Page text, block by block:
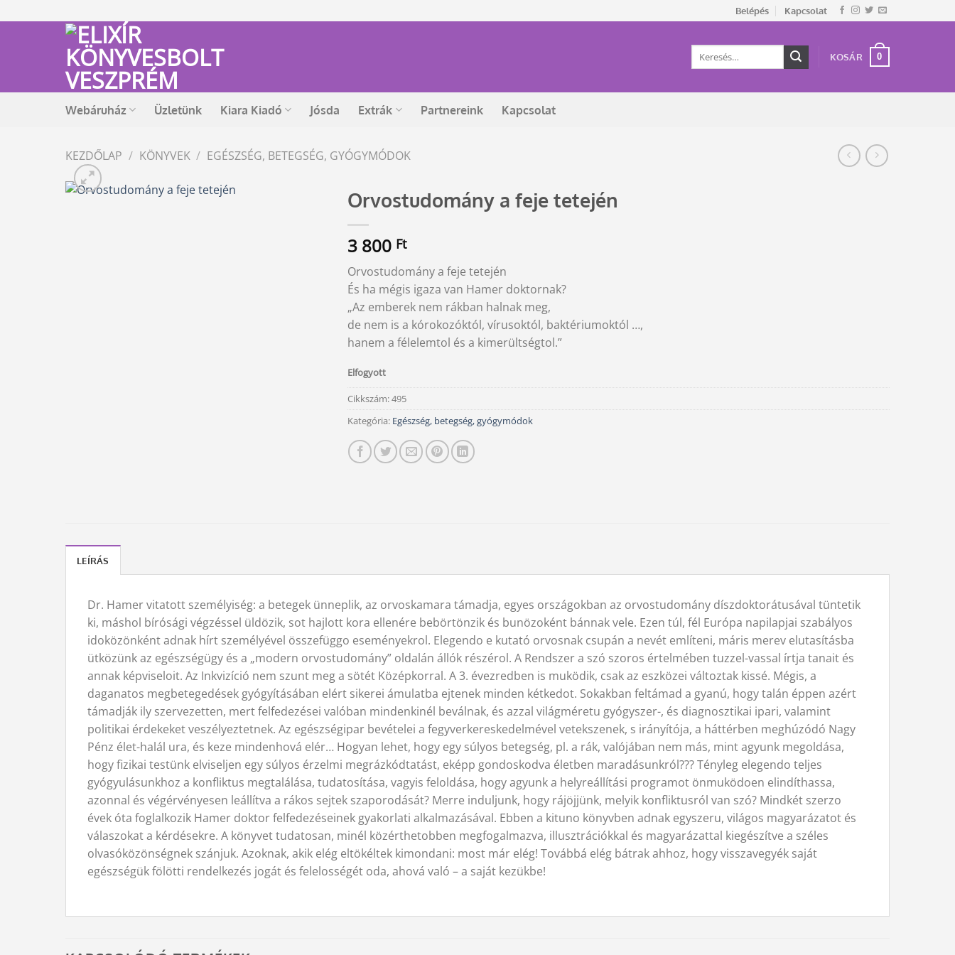
to
Belépés Kapcsolat
Keresés
KOSÁR 0
Webáruház Üzletünk Kiara Kiadó Jósda Extrák Partnereink Kapcsolat
KEZDŐLAP / KÖNYVEK / EGÉSZSÉG, BETEGSÉG, GYÓGYMÓDOK
Orvostudomány a feje tetején
3 800 Ft
Orvostudomány a feje tetején
És ha mégis igaza van Hamer doktornak?
„Az emberek nem rákban halnak meg,
de nem is a kórokozóktól, vírusoktól, baktériumoktól …,
hanem a félelemtol és a kimerültségtol.”
Elfogyott
Cikkszám:495
Kategória: Egészség, betegség, gyógymódok
LEÍRÁS
Dr. Hamer vitatott személyiség: a betegek ünneplik, az orvoskamara támadja, egyes országokban az orvostudomány díszdoktorátusával tüntetik
ki, máshol bírósági végzéssel üldözik, sot hajlott kora ellenére bebörtönzik és bunözoként bánnak vele. Ezen túl, fél Európa napilapjai szabályos
idoközönként adnak hírt személyével összefüggo eseményekrol. Elegendo e kutató orvosnak csupán a nevét említeni, máris merev elutasításba
ütközünk az egészségügy és a „modern orvostudomány” oldalán állók részérol. A Rendszer a szó szoros értelmében tuzzel-vassal írtja tanait és
annak képviseloit. Az Inkvizíció nem szunt meg a sötét Középkorral. A 3. évezredben is muködik, csak az eszközei változtak kissé. Mégis, a
daganatos megbetegedések gyógyításában elért sikerei ámulatba ejtenek minden kétkedot. Sokakban feltámad a gyanú, hogy talán éppen azért
támadják ily szervezetten, mert felfedezései valóban mindenkinél beválnak, és azzal világméretu gyógyszer-, és diagnosztikai ipari, valamint
politikai érdekeket veszélyeztetnek. Az egészségipar bevételei a fegyverkereskedelmével vetekszenek, s irányítója, a háttérben meghúzódó Nagy
Pénz élet-halál ura, és keze mindenhová elér… Hogyan lehet, hogy egy súlyos betegség, pl. a rák, valójában nem más, mint agyunk megoldása,
hogy fizikai testünk elviseljen egy súlyos érzelmi megrázkódtatást, eképp gondoskodva életben maradásunkról??? Tényleg elegendo teljes
gyógyulásunkhoz a konfliktus megtalálása, tudatosítása, vagyis feloldása, hogy agyunk a helyreállítási programot önmuködoen elindíthassa,
azonnal és végérvényesen leállítva a rákos sejtek szaporodását? Merre induljunk, hogy rájöjjünk, melyik konfliktusról van szó? Mindkét szerzo
évek óta foglalkozik Hamer doktor felfedezéseinek gyakorlati alkalmazásával. Ebben a kituno könyvben adnak egyszeru, világos magyarázatot és
válaszokat a kérdésekre. A könyvet tudatosan, minél közérthetobben megfogalmazva, illusztrációkkal és magyarázattal kiegészítve a széles
olvasóközönségnek szánjuk. Azoknak, akik elég eltökéltek kimondani: most már elég! Továbbá elég bátrak ahhoz, hogy visszavegyék saját
egészségük fölötti rendelkezés jogát és felelosségét oda, ahová való – a saját kezükbe!